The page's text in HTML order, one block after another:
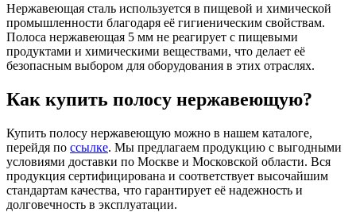
Нержавеющая сталь используется в пищевой и химической
промышленности благодаря её гигиеническим свойствам.
Полоса нержавеющая 5 мм не реагирует с пищевыми
продуктами и химическими веществами, что делает её
безопасным выбором для оборудования в этих отраслях.
Как купить полосу нержавеющую?
Купить полосу нержавеющую можно в нашем каталоге,
перейдя по ссылке. Мы предлагаем продукцию с выгодными
условиями доставки по Москве и Московской области. Вся
продукция сертифицирована и соответствует высочайшим
стандартам качества, что гарантирует её надежность и
долговечность в эксплуатации.